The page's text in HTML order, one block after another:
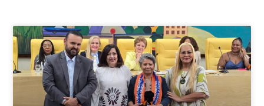
Postagens relacionadas